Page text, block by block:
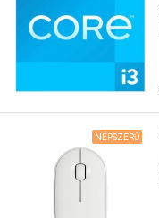
NÉPSZERŰ